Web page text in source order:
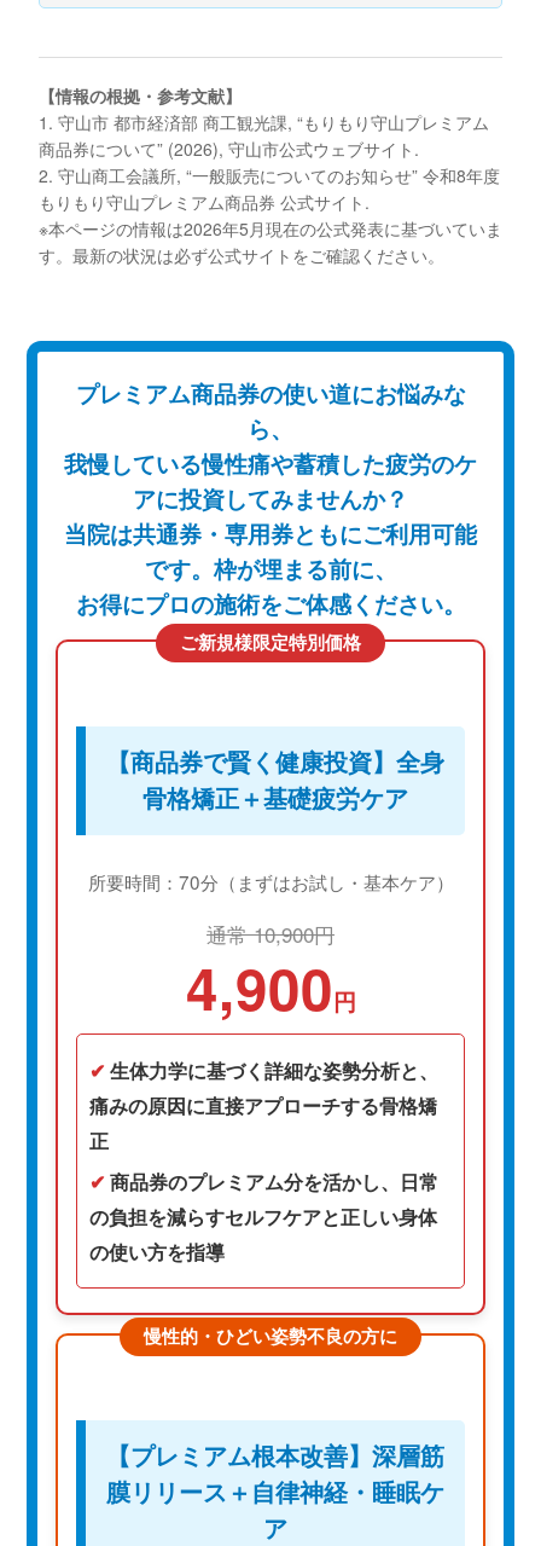
【情報の根拠・参考文献】
1. 守山市 都市経済部 商工観光課, “もりもり守山プレミアム
商品券について” (2026), 守山市公式ウェブサイト.
2. 守山商工会議所, “一般販売についてのお知らせ” 令和8年度
もりもり守山プレミアム商品券 公式サイト.
※本ページの情報は2026年5月現在の公式発表に基づいていま
す。最新の状況は必ず公式サイトをご確認ください。
プレミアム商品券の使い道にお悩みな
ら、
我慢している慢性痛や蓄積した疲労のケ
アに投資してみませんか？
当院は共通券・専用券ともにご利用可能
です。枠が埋まる前に、
お得にプロの施術をご体感ください。
ご新規様限定特別価格
【商品券で賢く健康投資】全身
骨格矯正＋基礎疲労ケア
所要時間：70分（まずはお試し・基本ケア）
通常 10,900円
4,900円
✔ 生体力学に基づく詳細な姿勢分析と、
痛みの原因に直接アプローチする骨格矯
正
✔ 商品券のプレミアム分を活かし、日常
の負担を減らすセルフケアと正しい身体
の使い方を指導
慢性的・ひどい姿勢不良の方に
【プレミアム根本改善】深層筋
膜リリース＋自律神経・睡眠ケ
ア